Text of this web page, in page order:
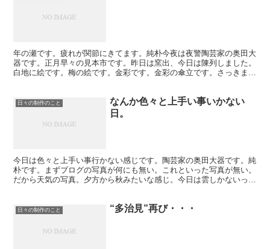
年の瀬です。疲れが関節にきてます。純朴今夜は夜警陶芸家の奥田大
器です。正月早々の見本市です。昨日は窯出、今日は陳列しました。
白地に絵です。梅の絵です。金彩です。金彩の傘立です。さっきまで
日々の制作のこと
なんか色々と上手い事いかない
日。
今日は色々と上手い事行かない感じです。陶芸家の奥田大器です。純
朴です。まずブログの写真が何にも無い。これといった写真が無い。
だから天気の写真。夕方から秋みたいな感じ。今日は雲しかないっす
日々の制作のこと “多治見”再び・・・